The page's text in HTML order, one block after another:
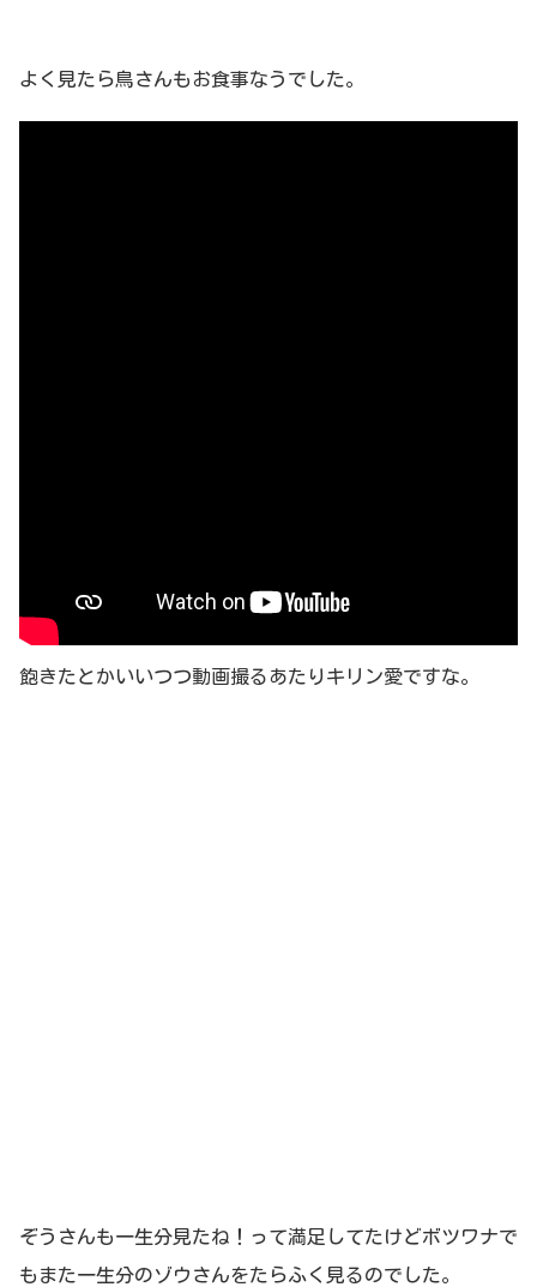
よく見たら鳥さんもお食事なうでした。
飽きたとかいいつつ動画撮るあたりキリン愛ですな。
ぞうさんも一生分見たね！って満足してたけどボツワナで
もまた一生分のゾウさんをたらふく見るのでした。